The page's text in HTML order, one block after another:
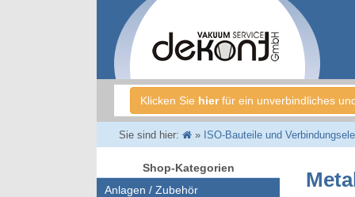
Klicken Sie hierfür ein unverbindliches
Sie sind hier: » ISO-Bauteile und
Shop-Kategorien
Anlagen / Zubehör